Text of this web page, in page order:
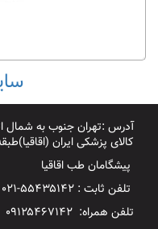
آدرس :تهران جنوب به شمال
کالای پزشکی ایران (اقاقیا)طبقه
پیشگامان طب اقاقیا
تلفن ثابت : ۵۵۴۳۵۱۴۲-۰۲۱
تلفن همراه: ۰۹۱۲۵۴۶۷۱۴۲